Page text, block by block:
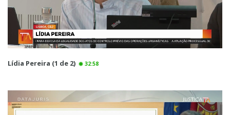
Lídia Pereira (1 de 2) 32:58